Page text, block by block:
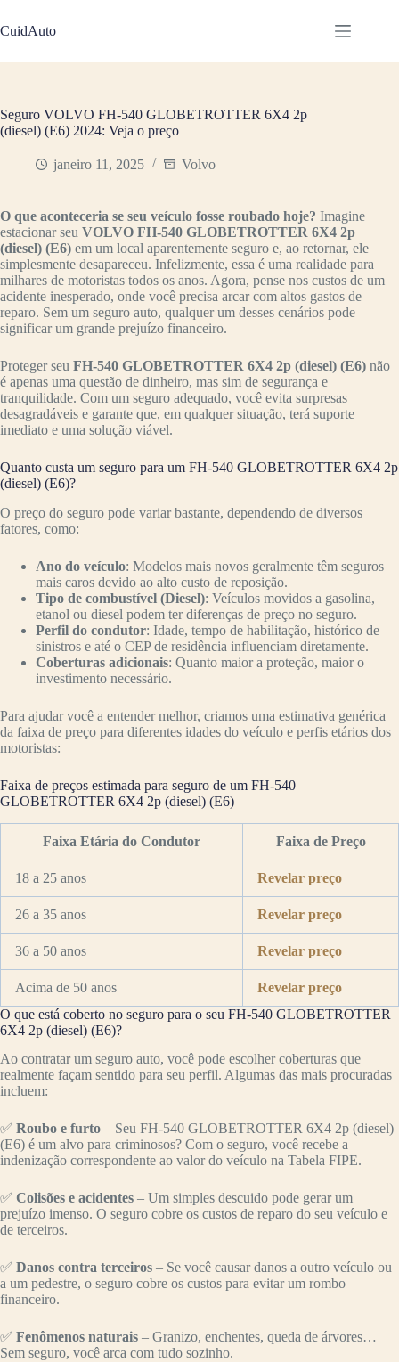
para
o
CuidAuto
Seguro VOLVO FH-540 GLOBETROTTER 6X4 2p
(diesel) (E6) 2024: Veja o preço
janeiro 11, 2025 Volvo
O que aconteceria se seu veículo fosse roubado hoje? Imagine
estacionar seu VOLVO FH-540 GLOBETROTTER 6X4 2p
(diesel) (E6) em um local aparentemente seguro e, ao retornar, ele
simplesmente desapareceu. Infelizmente, essa é uma realidade para
milhares de motoristas todos os anos. Agora, pense nos custos de um
acidente inesperado, onde você precisa arcar com altos gastos de
reparo. Sem um seguro auto, qualquer um desses cenários pode
significar um grande prejuízo financeiro.
Proteger seu FH-540 GLOBETROTTER 6X4 2p (diesel) (E6) não
é apenas uma questão de dinheiro, mas sim de segurança e
tranquilidade. Com um seguro adequado, você evita surpresas
desagradáveis e garante que, em qualquer situação, terá suporte
imediato e uma solução viável.
Quanto custa um seguro para um FH-540 GLOBETROTTER 6X4 2p
(diesel) (E6)?
O preço do seguro pode variar bastante, dependendo de diversos
fatores, como:
Ano do veículo: Modelos mais novos geralmente têm seguros
mais caros devido ao alto custo de reposição.
Tipo de combustível (Diesel): Veículos movidos a gasolina,
etanol ou diesel podem ter diferenças de preço no seguro.
Perfil do condutor: Idade, tempo de habilitação, histórico de
sinistros e até o CEP de residência influenciam diretamente.
Coberturas adicionais: Quanto maior a proteção, maior o
investimento necessário.
Para ajudar você a entender melhor, criamos uma estimativa genérica
da faixa de preço para diferentes idades do veículo e perfis etários dos
motoristas:
Faixa de preços estimada para seguro de um FH-540
GLOBETROTTER 6X4 2p (diesel) (E6)
Faixa Etária do Condutor Faixa de Preço
18 a 25 anos Revelar preço
26 a 35 anos Revelar preço
36 a 50 anos Revelar preço
Acima de 50 anos
Revelar preço
O que está coberto no seguro para o seu FH-540 GLOBETROTTER
6X4 2p (diesel) (E6)?
Ao contratar um seguro auto, você pode escolher coberturas que
realmente façam sentido para seu perfil. Algumas das mais procuradas
incluem:
✅ Roubo e furto – Seu FH-540 GLOBETROTTER 6X4 2p (diesel)
(E6) é um alvo para criminosos? Com o seguro, você recebe a
indenização correspondente ao valor do veículo na Tabela FIPE.
✅ Colisões e acidentes – Um simples descuido pode gerar um
prejuízo imenso. O seguro cobre os custos de reparo do seu veículo e
de terceiros.
✅ Danos contra terceiros – Se você causar danos a outro veículo ou
a um pedestre, o seguro cobre os custos para evitar um rombo
financeiro.
✅ Fenômenos naturais – Granizo, enchentes, queda de árvores…
Sem seguro, você arca com tudo sozinho.